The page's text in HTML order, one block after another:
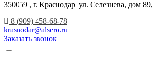
350059 , г. Краснодар, ул. Селезнева, дом
8 (909) 458-68-78
krasnodar@alsero.ru
Заказать звонок